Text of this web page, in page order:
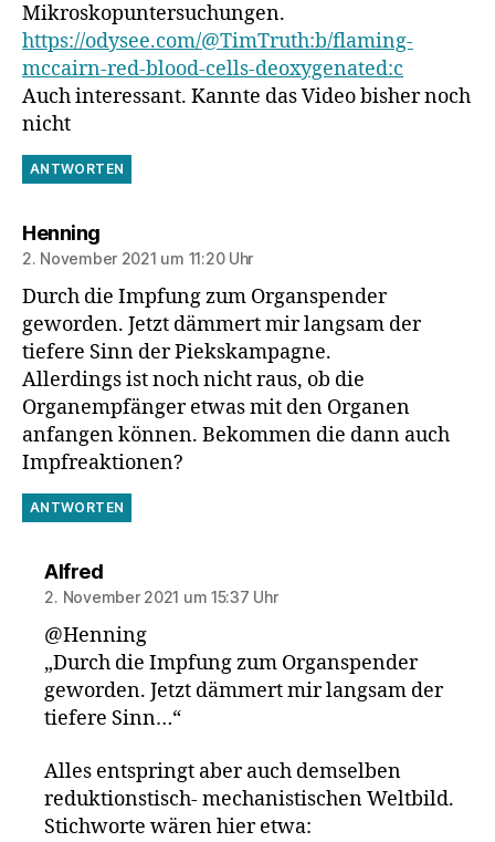
Mikroskopuntersuchungen.
https://odysee.com/@TimTruth:b/flaming-
mccairn-red-blood-cells-deoxygenated:c
Auch interessant. Kannte das Video bisher noch
nicht
ANTWORTEN
Henningsagt:
2. November 2021 um 11:20 Uhr
Durch die Impfung zum Organspender
geworden. Jetzt dämmert mir langsam der
tiefere Sinn der Piekskampagne.
Allerdings ist noch nicht raus, ob die
Organempfänger etwas mit den Organen
anfangen können. Bekommen die dann auch
Impfreaktionen?
ANTWORTEN
Alfredsagt:
2. November 2021 um 15:37 Uhr
@Henning
„Durch die Impfung zum Organspender
geworden. Jetzt dämmert mir langsam der
tiefere Sinn…“
Alles entspringt aber auch demselben
reduktionstisch- mechanistischen Weltbild.
Stichworte wären hier etwa: